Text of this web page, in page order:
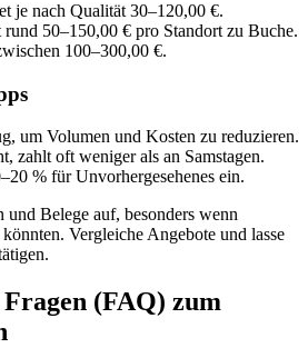
je nach Qualität 30–120,00 €.
50–150,00 € pro Standort zu Buche.
100–300,00 €.
um Volumen und Kosten zu reduzieren.
zahlt oft weniger als an Samstagen.
% für Unvorhergesehenes ein.
und Belege auf, besonders wenn
Vergleiche Angebote und lasse
(FAQ) zum